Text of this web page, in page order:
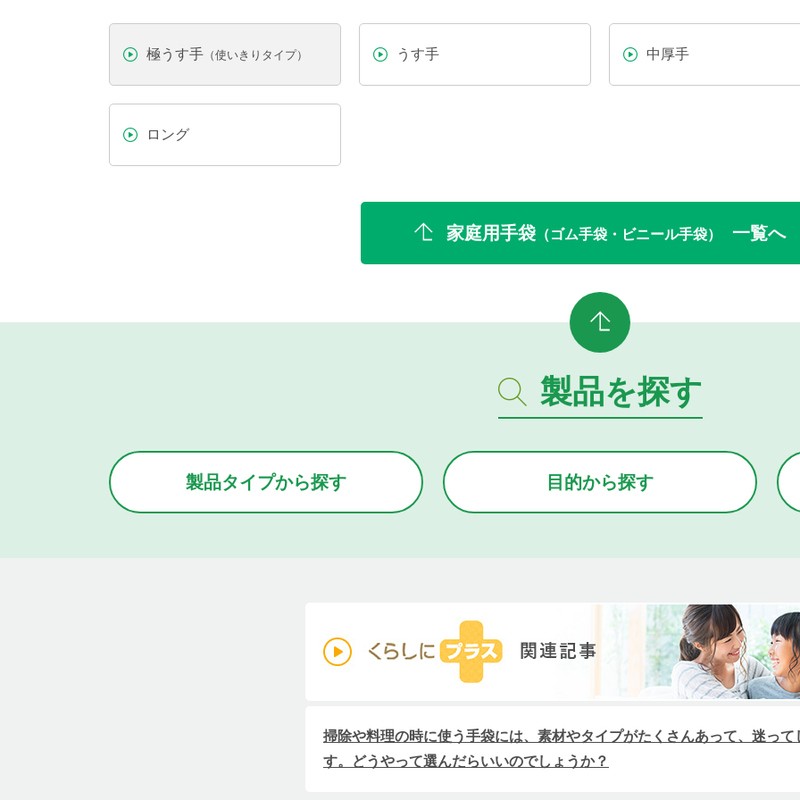
極うす手 （使いきりタイプ） うす手 中厚手
ロング
家庭用手袋 （ゴム手袋・ビニール手袋） 一覧へ
製品を探す
製品タイプから探す 目的から探す
掃除や料理の時に使う手袋には、素材やタイプがたくさんあって、迷って
す。どうやって選んだらいいのでしょうか？